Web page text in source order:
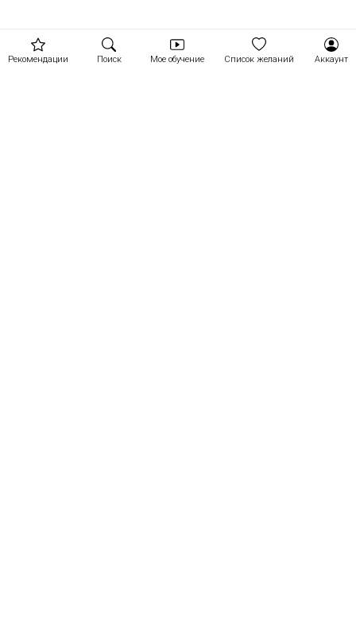
Рекомендации Поиск Мое обучение Список желаний Аккаунт